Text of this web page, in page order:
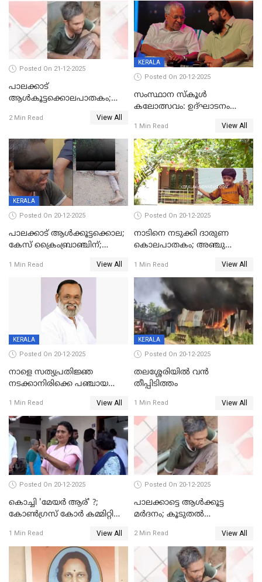
ശബരീ നന്ദനം
Posted On 21-12-2025
പാലക്കാട്‌
ആൾകൂട്ടക്കൊലപാതകം;
ഊർജ്ജിതമാക്കിമാക്കി
2 Min Read View All
KERALA
Posted On 20-12-2025
സംസ്ഥാന സ്കൂൾ
കലോത്സവം: ഉദ്ഘാടനം
മുഖ്യാതിഥിയായി
മോഹൻലാൽ
1 Min Read View All
KERALA
Posted On 20-12-2025
പാലക്കാട് ആൾക്കൂട്ടക്കൊല;
കേസ് ക്രൈംബ്രാഞ്ചിന്;
അന്വേഷിക്കും
1 Min Read View All
Posted On 20-12-2025
നാടിനെ നടുക്കി ദാരുണ
കൊലപാതകം; അഞ്ചു
കഴുത്തുഞെരിച്ച് കൊന്നു
1 Min Read View All
KERALA
Posted On 20-12-2025
നാളെ സത്യപ്രതിജ്ഞ
നടക്കാനിരിക്കെ പഞ്ചായത്ത്
1 Min Read View All
KERALA
Posted On 20-12-2025
തലശ്ശേരിയിൽ വൻ
തീപ്പിടിത്തം
1 Min Read View All
Posted On 20-12-2025
കൊച്ചി 'മേയർ ആര്' ?;
കോണ്‍ഗ്രസ് കോര്‍ കമ്മിറ്റി
1 Min Read View All
Posted On 20-12-2025
പാലക്കാട്ടെ ആള്‍ക്കൂട്ട
മര്‍ദനം; കൂടുതല്‍
അംഗ സംഘമെന്ന് വിവരം
2 Min Read View All